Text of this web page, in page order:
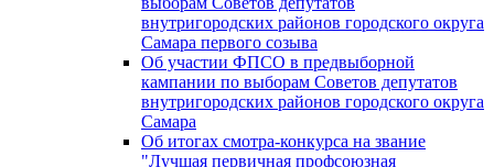
внутригородских районов городского округа
Самара первого созыва
Об участии ФПСО в предвыборной
кампании по выборам Советов депутатов
внутригородских районов городского округа
Самара
Об итогах смотра-конкурса на звание
"Лучшая первичная профсоюзная